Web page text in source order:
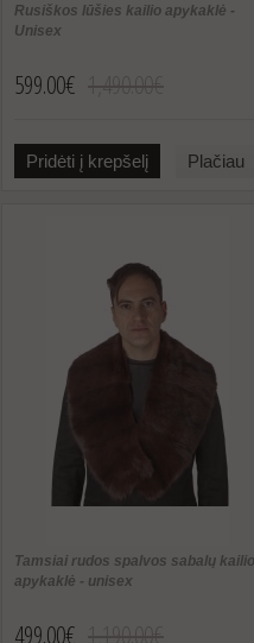
Rusiškos lūšies kailio apykaklė -
Unisex
599.00€
Pridėti į krepšelį Plačiau
Tamsiai rudos spalvos sabalų kailio
apykaklė - unisex
499.00€